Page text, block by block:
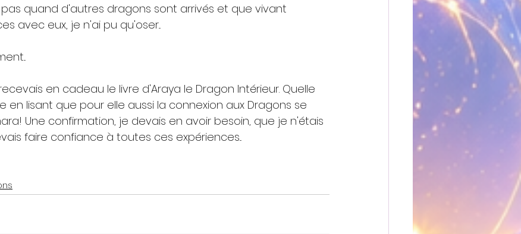
quand d'autres dragons sont arrivés et que vivant
avec eux, je n'ai pu qu'oser...
en cadeau le livre d'Araya le Dragon Intérieur. Quelle
en lisant que pour elle aussi la connexion aux Dragons se
Une confirmation, je devais en avoir besoin, que je n'étais
faire confiance à toutes ces expériences...